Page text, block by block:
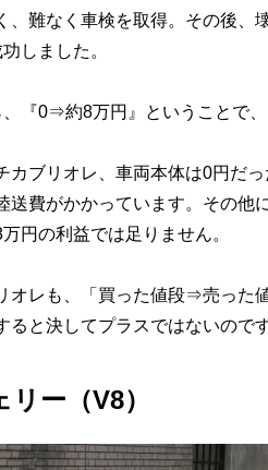
、難なく車検を取得。その後、
しました。
『0⇒約8万円』ということで、
ブリオレ、車両本体は0円だ
送費がかかっています。その他
円の利益では足りません。
レも、「買った値段⇒売った
と決してプラスではないのです
ー（V8）